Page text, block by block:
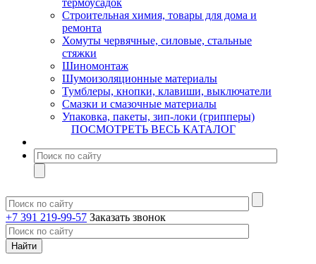
термоусадок
Строительная химия, товары для дома и
ремонта
Хомуты червячные, силовые, стальные
стяжки
Шиномонтаж
Шумоизоляционные материалы
Тумблеры, кнопки, клавиши, выключатели
Смазки и смазочные материалы
Упаковка, пакеты, зип-локи (грипперы)
ПОСМОТРЕТЬ ВЕСЬ КАТАЛОГ
+7 391 219-99-57 Заказать звонок